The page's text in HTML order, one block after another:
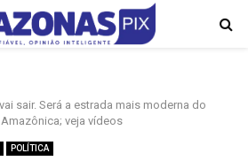
vai sair. Será a estrada mais moderna do
veja vídeos
POLÍTICA